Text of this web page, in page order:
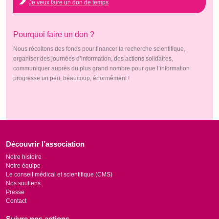
Je veux faire un don de temps
Pourquoi faire un don ?
Nous récoltons des fonds pour financer la recherche scientifique,
organiser des journées d’information, des actions solidaires,
communiquer auprès du plus grand nombre pour que l’information
progresse un peu, beaucoup, énormément !
Découvrir l’association
Notre histoire
Notre équipe
Le conseil médical et scientifique (CMS)
Nos soutiens
Presse
Contact